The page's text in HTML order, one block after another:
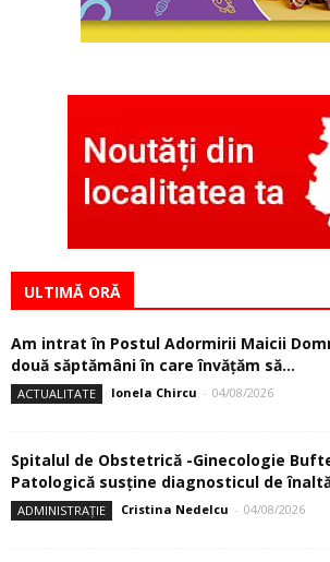
ULTIMĂ ORĂ
Am intrat în Postul Adormirii Maicii
două săptămâni în care învăţăm să...
ACTUALITATE Ionela Chircu - 04/08/2026
Spitalul de Obstetrică -Ginecologie
Patologică susţine diagnosticul de
ADMINISTRAȚIE Cristina Nedelcu - 04/08/2026